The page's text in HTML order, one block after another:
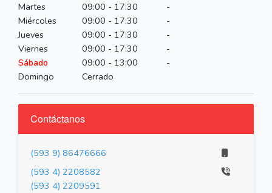
Martes
09:00 - 17:30
-
Miércoles
09:00 - 17:30
-
Jueves
09:00 - 17:30
-
Viernes
09:00 - 17:30
-
Sábado
09:00 - 13:00
-
Domingo
Cerrado
Contáctanos
(593 9) 86476666
(593 4) 2208582
(593 4) 2209591